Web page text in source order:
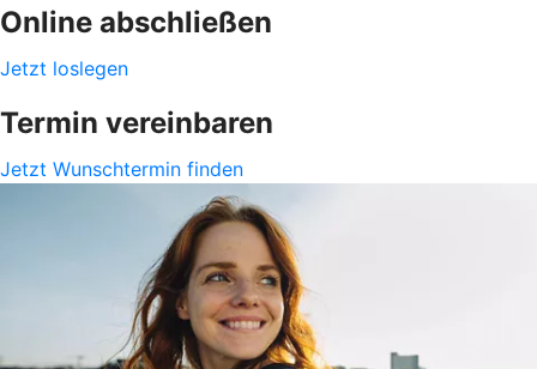
Online abschließen
Jetzt loslegen
Termin vereinbaren
Jetzt Wunschtermin finden